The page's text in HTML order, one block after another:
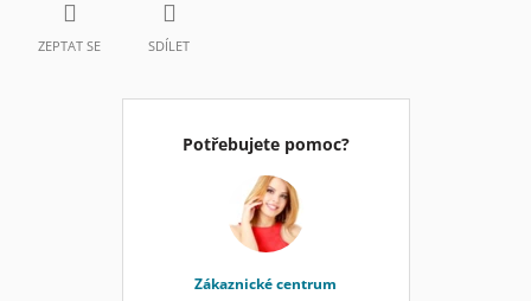
ZEPTAT SE SDÍLET
Potřebujete pomoc?
Zákaznické centrum